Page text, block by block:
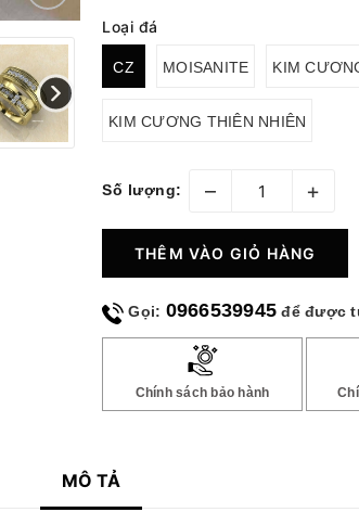
Loại đá
CZ MOISANITE KIM
KIM CƯƠNG THIÊN NHIÊN
Số lượng: – +
THÊM VÀO GIỎ HÀNG
Gọi: 0966539945 để được
Chính sách bảo hành
MÔ TẢ